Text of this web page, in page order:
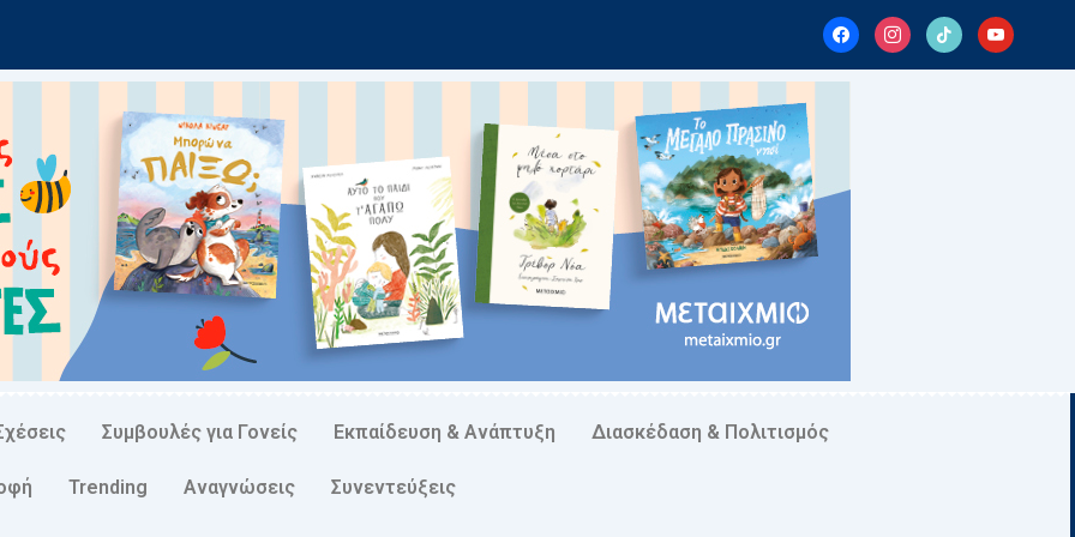
facebookinstagram
tiktok youtube
Συμβουλές για Γονείς Εκπαίδευση & Ανάπτυξη Διασκέδαση & Πολιτισμός
Trending Αναγνώσεις Συνεντεύξεις